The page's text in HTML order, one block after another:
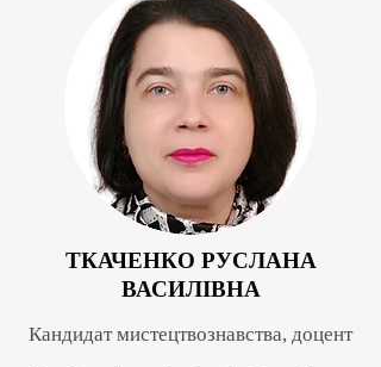
ТКАЧЕНКО РУСЛАНА
ВАСИЛІВНА
Кандидат мистецтвознавства, доцент